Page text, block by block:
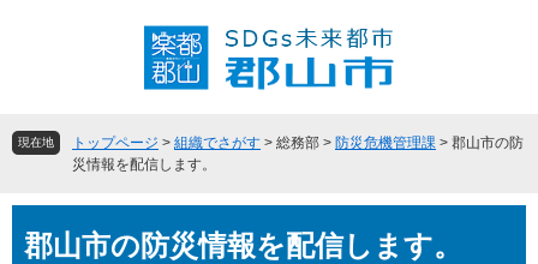
頭
飛現在地 トップページ > 組織でさがす > 総務部 > 防災危機管理課 > 郡山市の防
災情報を配信します。
文郡山市の防災情報を配信します。